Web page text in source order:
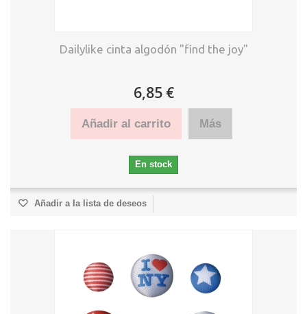
Dailylike cinta algodón "find the joy"
6,85 €
Añadir al carrito Más
En stock
Añadir a la lista de deseos